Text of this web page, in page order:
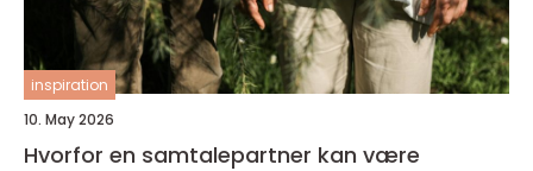
inspiration
10. May 2026
Hvorfor en samtalepartner kan være